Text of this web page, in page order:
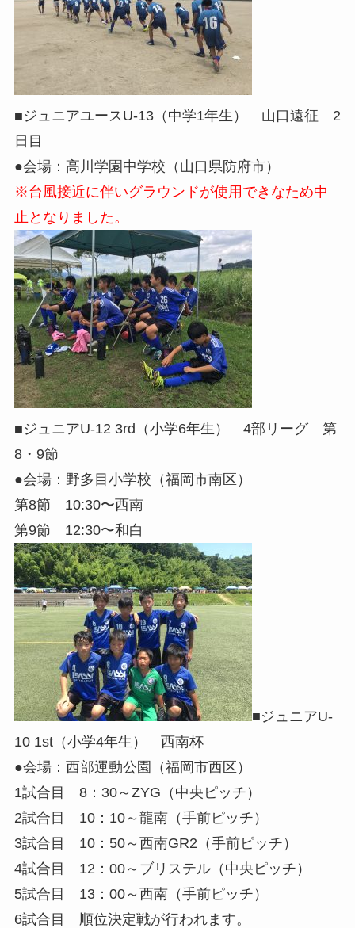
■ジュニアユースU-13（中学1年生） 山口遠征 2
日目
●会場：高川学園中学校（山口県防府市）
※台風接近に伴いグラウンドが使用できなため中
止となりました。
■ジュニアU-12 3rd（小学6年生） 4部リーグ 第
8・9節
●会場：野多目小学校（福岡市南区）
第8節 10:30〜西南
第9節 12:30〜和白
■ジュニアU-
10 1st（小学4年生） 西南杯
●会場：西部運動公園（福岡市西区）
1試合目 8：30～ZYG（中央ピッチ）
2試合目 10：10～龍南（手前ピッチ）
3試合目 10：50～西南GR2（手前ピッチ）
4試合目 12：00～ブリステル（中央ピッチ）
5試合目 13：00～西南（手前ピッチ）
6試合目 順位決定戦が行われます。